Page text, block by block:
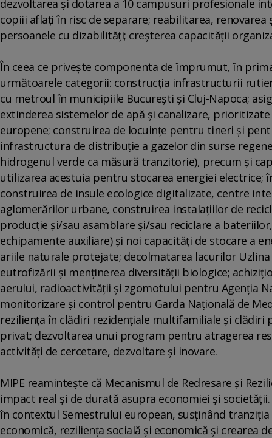
dezvoltarea şi dotarea a 10 campusuri profesionale
copiii aflaţi în risc de separare; reabilitarea,
persoanele cu dizabilităţi; creşterea capacităţii
În ceea ce priveşte componenta de împrumut, în
următoarele categorii: construcţia infrastructurii
cu metroul în municipiile Bucureşti şi Cluj-Napoca;
extinderea sistemelor de apă şi canalizare,
europene; construirea de locuinţe pentru tineri şi
infrastructura de distribuţie a gazelor din surse
hidrogenul verde ca măsură tranzitorie), precum şi
utilizarea acestuia pentru stocarea energiei
construirea de insule ecologice digitalizate, centre
aglomerărilor urbane, construirea instalaţiilor de
producţie şi/sau asamblare şi/sau reciclare a
echipamente auxiliare) şi noi capacităţi de stocare a
ariile naturale protejate; decolmatarea lacurilor
eutrofizării şi menţinerea diversităţii biologice;
aerului, radioactivităţii şi zgomotului pentru Agenţia
monitorizare şi control pentru Garda Naţională de
rezilienţa în clădiri rezidenţiale multifamiliale şi
privat; dezvoltarea unui program pentru atragerea
activităţi de cercetare, dezvoltare şi inovare.
MIPE reaminteşte că Mecanismul de Redresare şi
impact real şi de durată asupra economiei şi
în contextul Semestrului european, susţinând
economică, rezilienţa socială şi economică şi crearea